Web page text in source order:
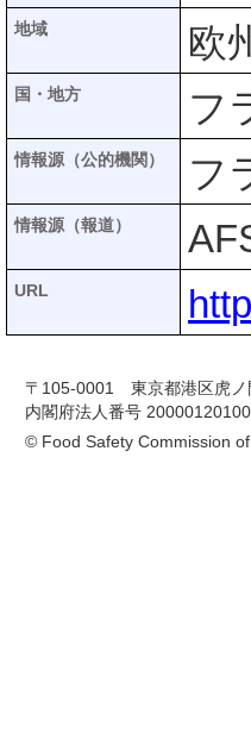
地域 欧
国・地方 フ
情報源（公的機関） フ
情報源（報道）
URL
〒105-0001 東京都港区虎ノ
内閣府法人番号
© Food Safety Commission